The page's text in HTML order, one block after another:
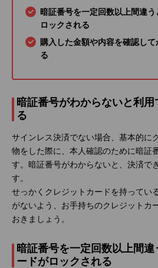
暗証番号を一定回数以上間違
ロックされる
購入した金額や内容を確認し
る
暗証番号がわからないと利
る
サインレス決済でない場合、基本的に
物をした際に、本人確認のために暗証
す。暗証番号がわからないと、決済で
す。
せっかくクレジットカードを持ってい
がないよう、お手持ちのクレジットカ
おきましょう。
暗証番号を一定回数以上間
ードがロックされる